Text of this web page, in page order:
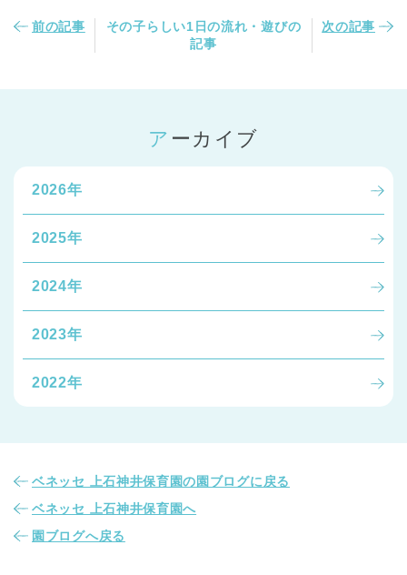
前の記事
その子らしい1日の流れ・遊びの
記事
次の記事
アーカイブ
2026年
2025年
2024年
2023年
2022年
ベネッセ 上石神井保育園の園ブログに戻る
ベネッセ 上石神井保育園へ
園ブログへ戻る